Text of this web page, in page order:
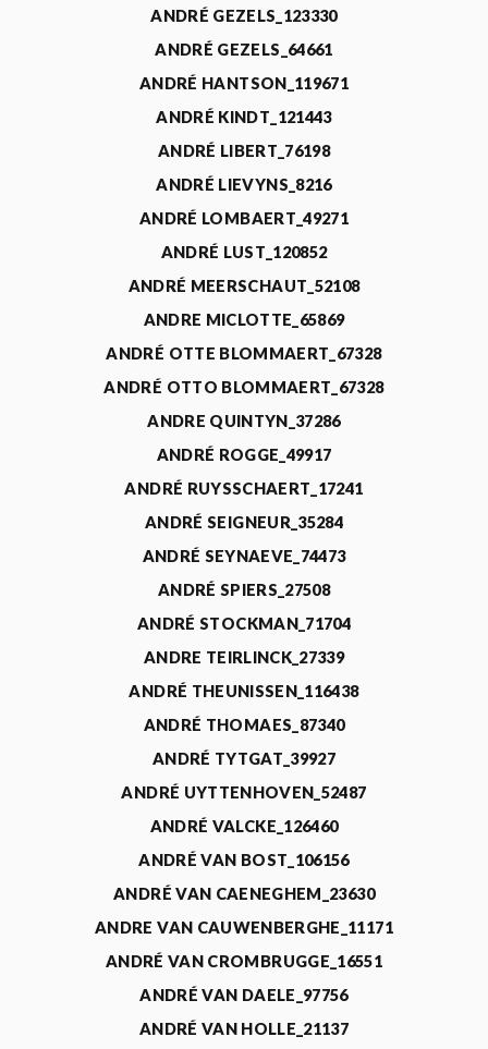
ANDRÉ GEZELS_123330
ANDRÉ GEZELS_64661
ANDRÉ HANTSON_119671
ANDRÉ KINDT_121443
ANDRÉ LIBERT_76198
ANDRÉ LIEVYNS_8216
ANDRÉ LOMBAERT_49271
ANDRÉ LUST_120852
ANDRÉ MEERSCHAUT_52108
ANDRE MICLOTTE_65869
ANDRÉ OTTE BLOMMAERT_67328
ANDRÉ OTTO BLOMMAERT_67328
ANDRE QUINTYN_37286
ANDRÉ ROGGE_49917
ANDRÉ RUYSSCHAERT_17241
ANDRÉ SEIGNEUR_35284
ANDRÉ SEYNAEVE_74473
ANDRÉ SPIERS_27508
ANDRÉ STOCKMAN_71704
ANDRE TEIRLINCK_27339
ANDRÉ THEUNISSEN_116438
ANDRÉ THOMAES_87340
ANDRÉ TYTGAT_39927
ANDRÉ UYTTENHOVEN_52487
ANDRÉ VALCKE_126460
ANDRÉ VAN BOST_106156
ANDRÉ VAN CAENEGHEM_23630
ANDRE VAN CAUWENBERGHE_11171
ANDRÉ VAN CROMBRUGGE_16551
ANDRÉ VAN DAELE_97756
ANDRÉ VAN HOLLE_21137